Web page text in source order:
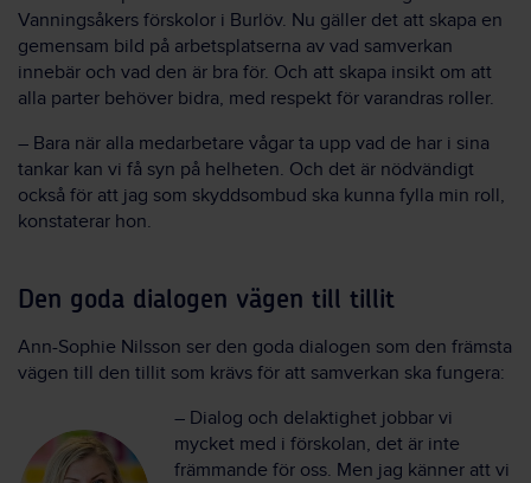
Vanningsåkers förskolor i Burlöv. Nu gäller det att skapa en
gemensam bild på arbetsplatserna av vad samverkan
innebär och vad den är bra för. Och att skapa insikt om att
alla parter behöver bidra, med respekt för varandras roller.
– Bara när alla medarbetare vågar ta upp vad de har i sina
tankar kan vi få syn på helheten. Och det är nödvändigt
också för att jag som skyddsombud ska kunna fylla min roll,
konstaterar hon.
Den goda dialogen vägen till tillit
Ann-Sophie Nilsson ser den goda dialogen som den främsta
vägen till den tillit som krävs för att samverkan ska fungera:
– Dialog och delaktighet jobbar vi
mycket med i förskolan, det är inte
främmande för oss. Men jag känner att vi